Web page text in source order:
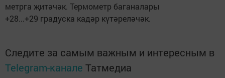
метрга җитәчәк. Термометр баганалары
+28...+29 градуска кадәр күтәреләчәк.
Следите за самым важным и интересным в
Telegram-канале Татмедиа